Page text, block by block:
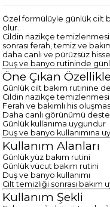
Özel formülüyle günlük cilt
olur.
Cildin nazikçe
sonrası ferah, temiz ve
daha canlı ve pürüzsüz
Duş ve banyo rutininde
Öne Çıkan
Günlük cilt bakım rutinine
Cildin nazikçe
Ferah ve bakımlı his
Daha canlı görünümü
Günlük kullanıma uygundur
Duş ve banyo kullanımına
Kullanım Alanları
Günlük yüz bakım rutini
Günlük vücut bakım rutini
Duş ve banyo kullanımı
Cilt temizliği sonrası bakım
Kullanım Şekli